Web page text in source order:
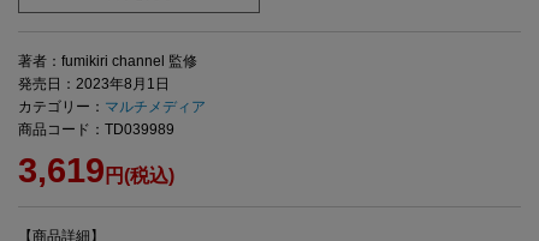
著者：fumikiri channel 監修
発売日：2023年8月1日
カテゴリー： マルチメディア
商品コード：TD039989
3,619 円(税込)
【商品詳細】